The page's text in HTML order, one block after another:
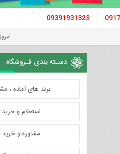
09391931323
امروز :
دسـته بندی فـروشگاه
برند های آماده ،
استعلام و خرید
مشاوره و خرید